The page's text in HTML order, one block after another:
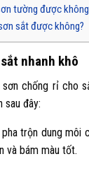
tường được
sắt được không?
nhanh khô
chống rỉ cho
sau đây:
trộn dung môi
và bám màu tốt.